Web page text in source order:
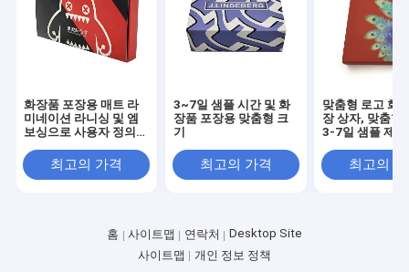
화장품 포장용 매트 라
미네이션 라니싱 및 엠
보싱으로 사용자 정의
최고의 가격
3~7일 샘플 시간 및 화
장품 포장용 맞춤형 크
기
최고의 가격
맞춤형 로고 화
장 상자, 맞춤형
3-7일 샘플 제
최고의
홈 사이트맵 연락처
Desktop Site
사이트맵
개인 정보 정책